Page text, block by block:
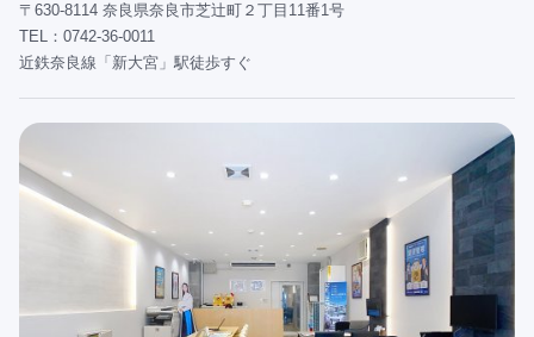
〒630-8114 奈良県奈良市芝辻町２丁目11番1号
TEL：0742-36-0011
近鉄奈良線「新大宮」駅徒歩すぐ